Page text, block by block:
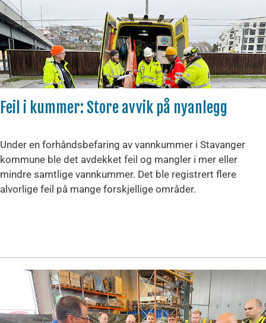
Feil i kummer: Store avvik på nyanlegg
Under en forhåndsbefaring av vannkummer i Stavanger
kommune ble det avdekket feil og mangler i mer eller
mindre samtlige vannkummer. Det ble registrert flere
alvorlige feil på mange forskjellige områder.